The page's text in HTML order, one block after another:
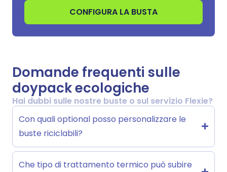
CONFIGURA LA BUSTA
Domande frequenti sulle
doypack ecologiche
Hai dubbi sulle nostre buste o sul servizio Flexie?
Con quali optional posso personalizzare le
buste riciclabili?
Che tipo di trattamento termico può subire